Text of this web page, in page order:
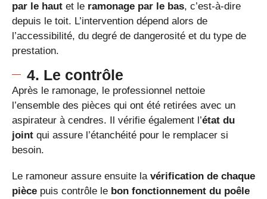
par le haut et le ramonage par le bas, c’est-à-dire
depuis le toit. L’intervention dépend alors de
l’accessibilité, du degré de dangerosité et du type de
prestation.
4. Le contrôle
Après le ramonage, le professionnel nettoie
l’ensemble des pièces qui ont été retirées avec un
aspirateur à cendres. Il vérifie également l’état du
joint qui assure l’étanchéité pour le remplacer si
besoin.
Le ramoneur assure ensuite la vérification de chaque
pièce puis contrôle le bon fonctionnement du poêle